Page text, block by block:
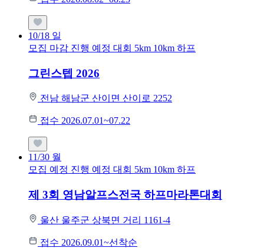
10/18 일
모집 마감 진행 예정 대회 5km 10km 하프
그린스텝 2026
전남 해남군 산이면 산이로 2252
접수 2026.07.01~07.22
11/30 월
모집 예정 진행 예정 대회 5km 10km 하프
제 3회 영남알프스전국 하프마라톤대회
울산 울주군 상북면 거리 1161-4
접수 2026.09.01~선착순